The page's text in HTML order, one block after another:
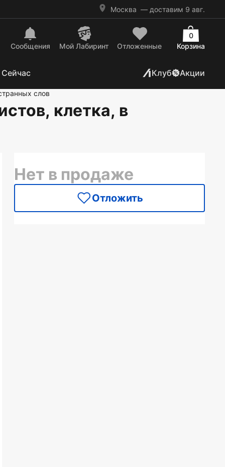
Москва — доставим 9 авг.
Сообщения Mой Лабиринт Отложенные Корзина
0
Клуб Акции
слов
клетка, в
Нет в продаже
Отложить